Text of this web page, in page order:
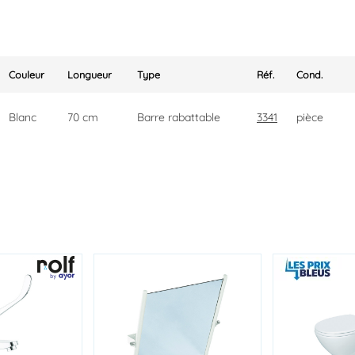
Couleur Longueur Type Réf. Cond.
Blanc 70 cm Barre rabattable 3341 pièce